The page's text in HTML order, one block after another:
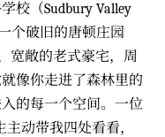
校（Sudbury Valley
个破旧的唐顿庄园
宽敞的老式豪宅，周
像你走进了森林里的
的每一个空间。一位
动带我四处看看，